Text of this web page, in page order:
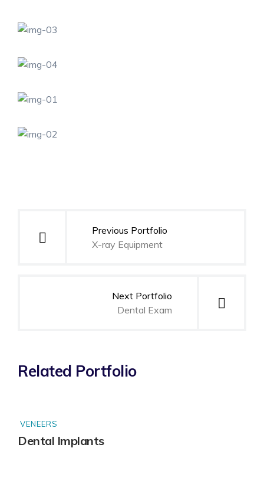
Previous Portfolio
X-ray Equipment
Next Portfolio
Dental Exam
Related Portfolio
VENEERS
Dental Implants